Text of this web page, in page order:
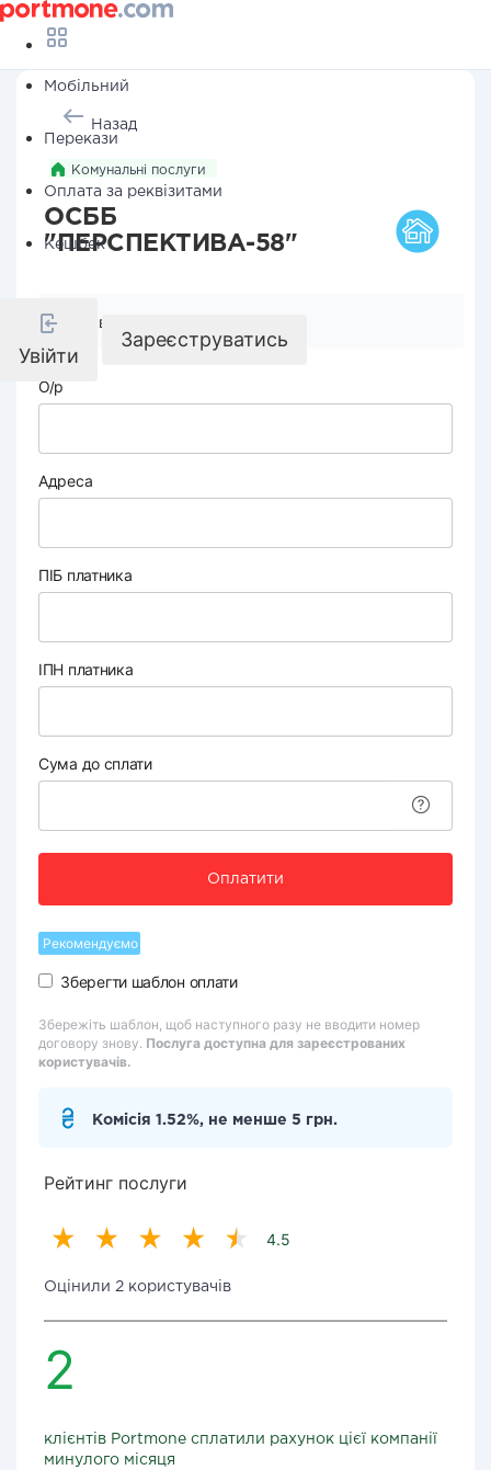
Мобільний
Перекази
Оплата за реквізитами
Кешбек
Увійти
Зареєструватись
Назад
Комунальні послуги
ОСББ
"ПЕРСПЕКТИВА-58"
Реквізити компанії
О/р
Адреса
ПІБ платника
ІПН платника
Сума до сплати
Оплатити
Рекомендуємо
Зберегти шаблон оплати
Збережіть шаблон, щоб наступного разу не вводити номер
договору знову. Послуга доступна для зареєстрованих
користувачів.
Комісія 1.52%, не менше 5 грн.
Рейтинг послуги
4.5
Оцінили 2 користувачів
2
клієнтів Portmone сплатили рахунок цієї компанії
минулого місяця